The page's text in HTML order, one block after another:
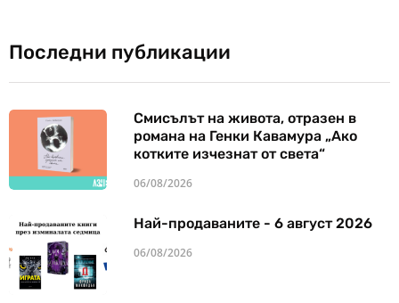
Последни публикации
Смисълът на живота, отразен в
романа на Генки Кавамура „Ако
котките изчезнат от света“
06/08/2026
Най-продаваните - 6 август 2026
06/08/2026